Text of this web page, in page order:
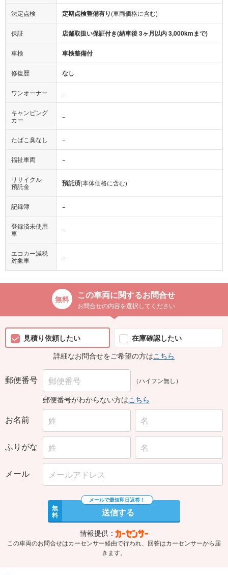
法定点検 定期点検整備有り(車両価格に含む)
保証 店舗取扱い保証付き(納車後 3ヶ月以内 3,000kmまで)
車検 車検整備付
修復歴 なし
ワンオーナー −
キャンピング
カー
−
たばこ臭なし −
福祉車両 −
リサイクル
預託金
預託済(本体価格に含む)
記録簿 −
登録済未使用
車
−
エコカー減税
対象車
−
この車両に関するお問合せ
お問合せの内容を選択してください
見積り依頼したい
在庫確認したい
詳細なお問合せをご希望の方はこちら
郵便番号 （ハイフン無し）
郵便番号がわからない方はこちら
お名前
ふりがな
メール
無
料 送信する
情報提供：
この車両のお問合せはカーセンサー経由で行われ、回答はカーセンサーから届
きます。